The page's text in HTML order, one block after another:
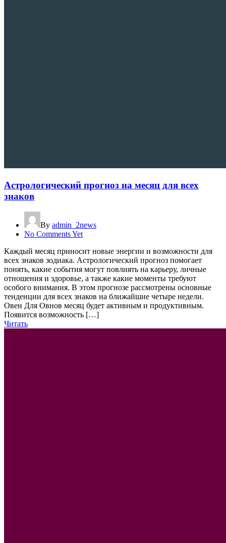
Астрологический прогноз на месяц для всех
знаков
By admin_2news
No Comments Yet
Каждый месяц приносит новые энергии и возможности для
всех знаков зодиака. Астрологический прогноз помогает
понять, какие события могут повлиять на карьеру, личные
отношения и здоровье, а также какие моменты требуют
особого внимания. В этом прогнозе рассмотрены основные
тенденции для всех знаков на ближайшие четыре недели.
Овен Для Овнов месяц будет активным и продуктивным.
Появится возможность […]
Читать